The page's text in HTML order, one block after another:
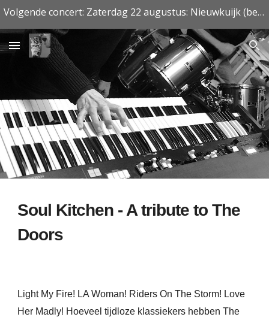
Volgende concert: Zaterdag 22 augustus: Nieuwkuijk (besloten)
Soul Kitchen - A tribute to The
Doors
Light My Fire! LA Woman! Riders On The Storm! Love
Her Madly! Hoeveel tijdloze klassiekers hebben The